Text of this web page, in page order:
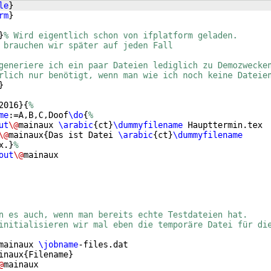
}
}
}% Wird eigentlich schon von ifplatform geladen.
brauchen wir später auf jeden Fall
ich ein paar Dateien lediglich zu
nur benötigt, wenn man wie ich noch keine
}
}{%
:=A,B,C,Doof\do{%
\@mainaux \arabic{ ct }\dummyfilename Haupttermin.tex
mainaux{ Das ist Datei \arabic{ ct }\dummyfilename
}%
\@mainaux
es auch, wenn man bereits echte Testdateien hat.
initialisieren wir mal eben die temporäre Datei für
\jobname-files.dat
{ Filename}
mainaux